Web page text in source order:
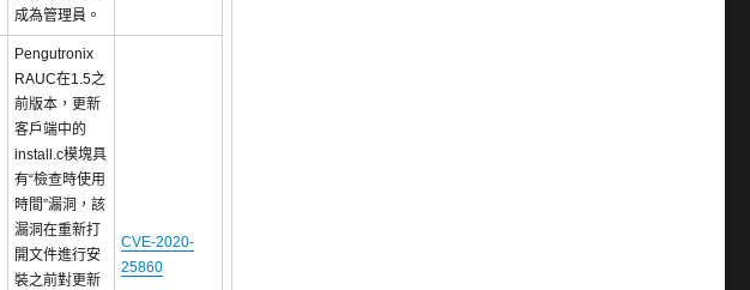
成為管理員。
Pengutronix
RAUC在1.5之
前版本，更新
客戶端中的
install.c模塊具
有“檢查時使用
時間”漏洞，該
漏洞在重新打
開文件進行安
裝之前對更新
CVE-2020-
25860